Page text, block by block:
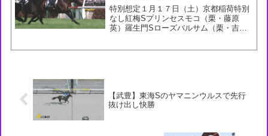
特別想定１月１７日（土）京都稲荷特別
なし紅梅Sプリンセスモコ（栗・藤原
英）羅生門Sローズバルサム（栗・吉
【武豊】東海Sのヤマニンウルスで先行
抜け出し快勝